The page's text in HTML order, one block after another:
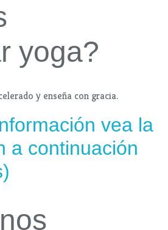
yoga?
y enseña con gracia.
vea la
a continuación